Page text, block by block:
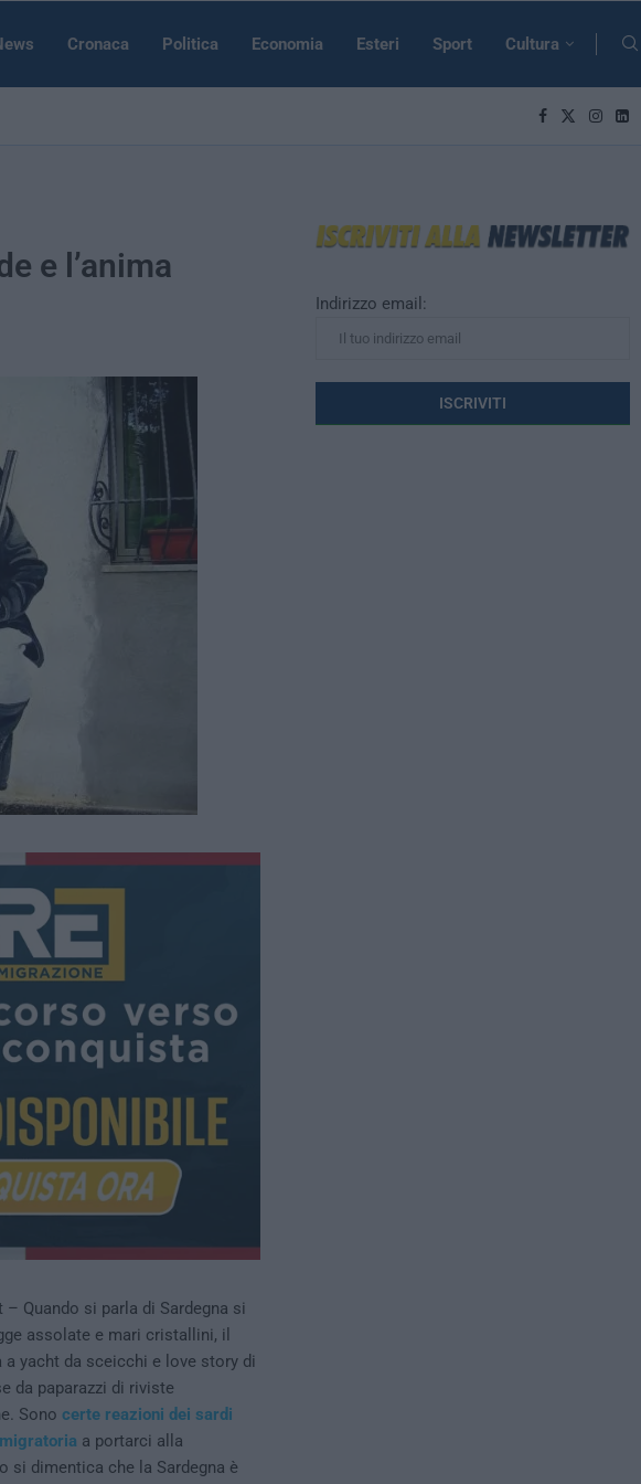
Cronaca Politica Economia Esteri Sport Cultura
e l’anima
– Quando si parla di Sardegna si
assolate e mari cristallini, il
a yacht da sceicchi e love story di
da paparazzi di riviste
Sono certe reazioni dei sardi
a portarci alla
si dimentica che la Sardegna è
Indirizzo email: